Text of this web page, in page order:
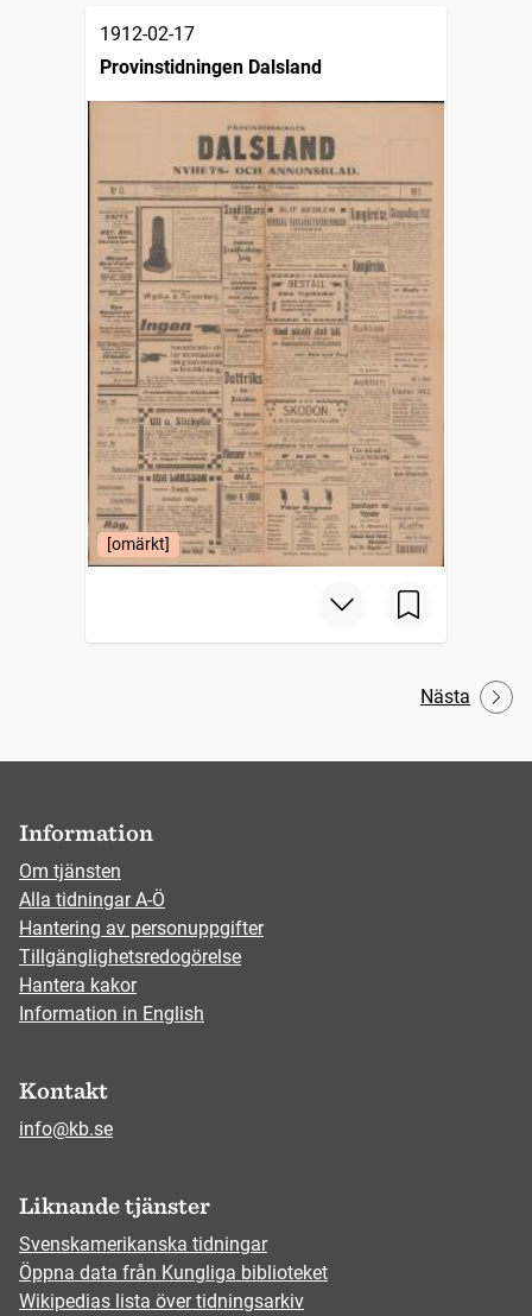
1912-02-17
Provinstidningen Dalsland
[omärkt]
Nästa
Information
Om tjänsten
Alla tidningar A-Ö
Hantering av personuppgifter
Tillgänglighetsredogörelse
Hantera kakor
Information in English
Kontakt
info@kb.se
Liknande tjänster
Svenskamerikanska tidningar
Öppna data från Kungliga biblioteket
Wikipedias lista över tidningsarkiv